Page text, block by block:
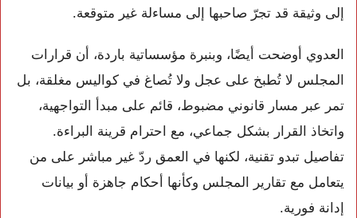
إلى وثيقة قد تجرّ صاحبها إلى مساءلة غير متوقعة.
العدوي أوضحت أيضًا، وبنبرة مؤسساتية باردة، أن قرارات
المجلس لا تُطبخ على عجل ولا تُصاغ في كواليس مغلقة، بل
تمر عبر مسار قانوني مضبوط، قائم على مبدأ التواجهية،
واتخاذ القرار بشكل جماعي، مع احترام قرينة البراءة.
تفاصيل تبدو تقنية، لكنها في العمق ردّ غير مباشر على من
يتعامل مع تقارير المجلس وكأنها أحكام جاهزة أو بيانات
إدانة فورية.